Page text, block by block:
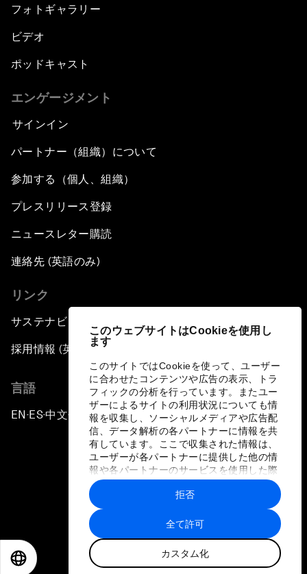
このウェブサイトはCookieを使用し
ます
このサイトではCookieを使って、ユーザー
に合わせたコンテンツや広告の表示、トラ
フィックの分析を行っています。またユー
ザーによるサイトの利用状況についても情
報を収集し、ソーシャルメディアや広告配
信、データ解析の各パートナーに情報を共
有しています。ここで収集された情報は、
ユーザーが各パートナーに提供した他の情
報や各パートナーのサービスを使用した際
に収集された情報と組み合わされ、各パー
トナーによって使用されることがありま
す。
全て許可
カスタム化
拒否
フォトギャラリー
ビデオ
ポッドキャスト
エンゲージメント
サインイン
パートナー（組織）について
参加する（個人、組織）
プレスリリース登録
ニュースレター購読
連絡先 (英語のみ)
リンク
サステナビリティへの取り組み
採用情報 (英語のみ)
言語
EN ▪ES▪中文▪ 日本語
プライバシーポリシーと利用規約
サイトマップ
©
世界経済フォーラム